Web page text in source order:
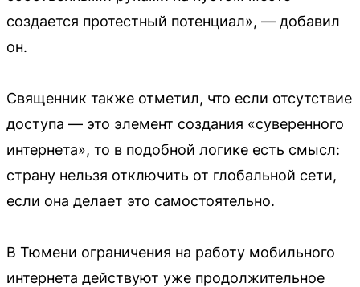
создается протестный потенциал», — добавил
он.
Священник также отметил, что если отсутствие
доступа — это элемент создания «суверенного
интернета», то в подобной логике есть смысл:
страну нельзя отключить от глобальной сети,
если она делает это самостоятельно.
В Тюмени ограничения на работу мобильного
интернета действуют уже продолжительное